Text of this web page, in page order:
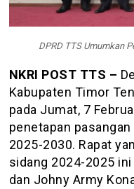
DPRD TTS Umumkan
NKRI POST TTS –
Kabupaten Timor
pada Jumat, 7
penetapan
2025-2030. Rapat
sidang 2024-2025 ini
dan Johny Army